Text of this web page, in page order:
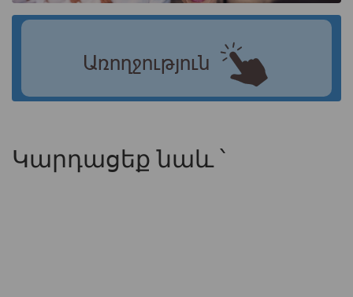
Առողջություն
Կարդացեք նաև ՝